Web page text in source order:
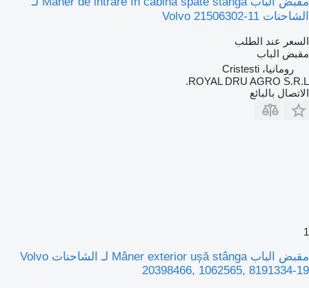
الشاحنات Volvo 21506302-11
السعر عند الطلب
مقبض الباب
رومانيا، Cristesti
ROYAL DRU AGRO S.R.L.
الاتصال بالبائع
1
مقبض الباب Mâner exterior ușă stânga لـ الشاحنات Volvo
20398466, 1062565, 8191334-19